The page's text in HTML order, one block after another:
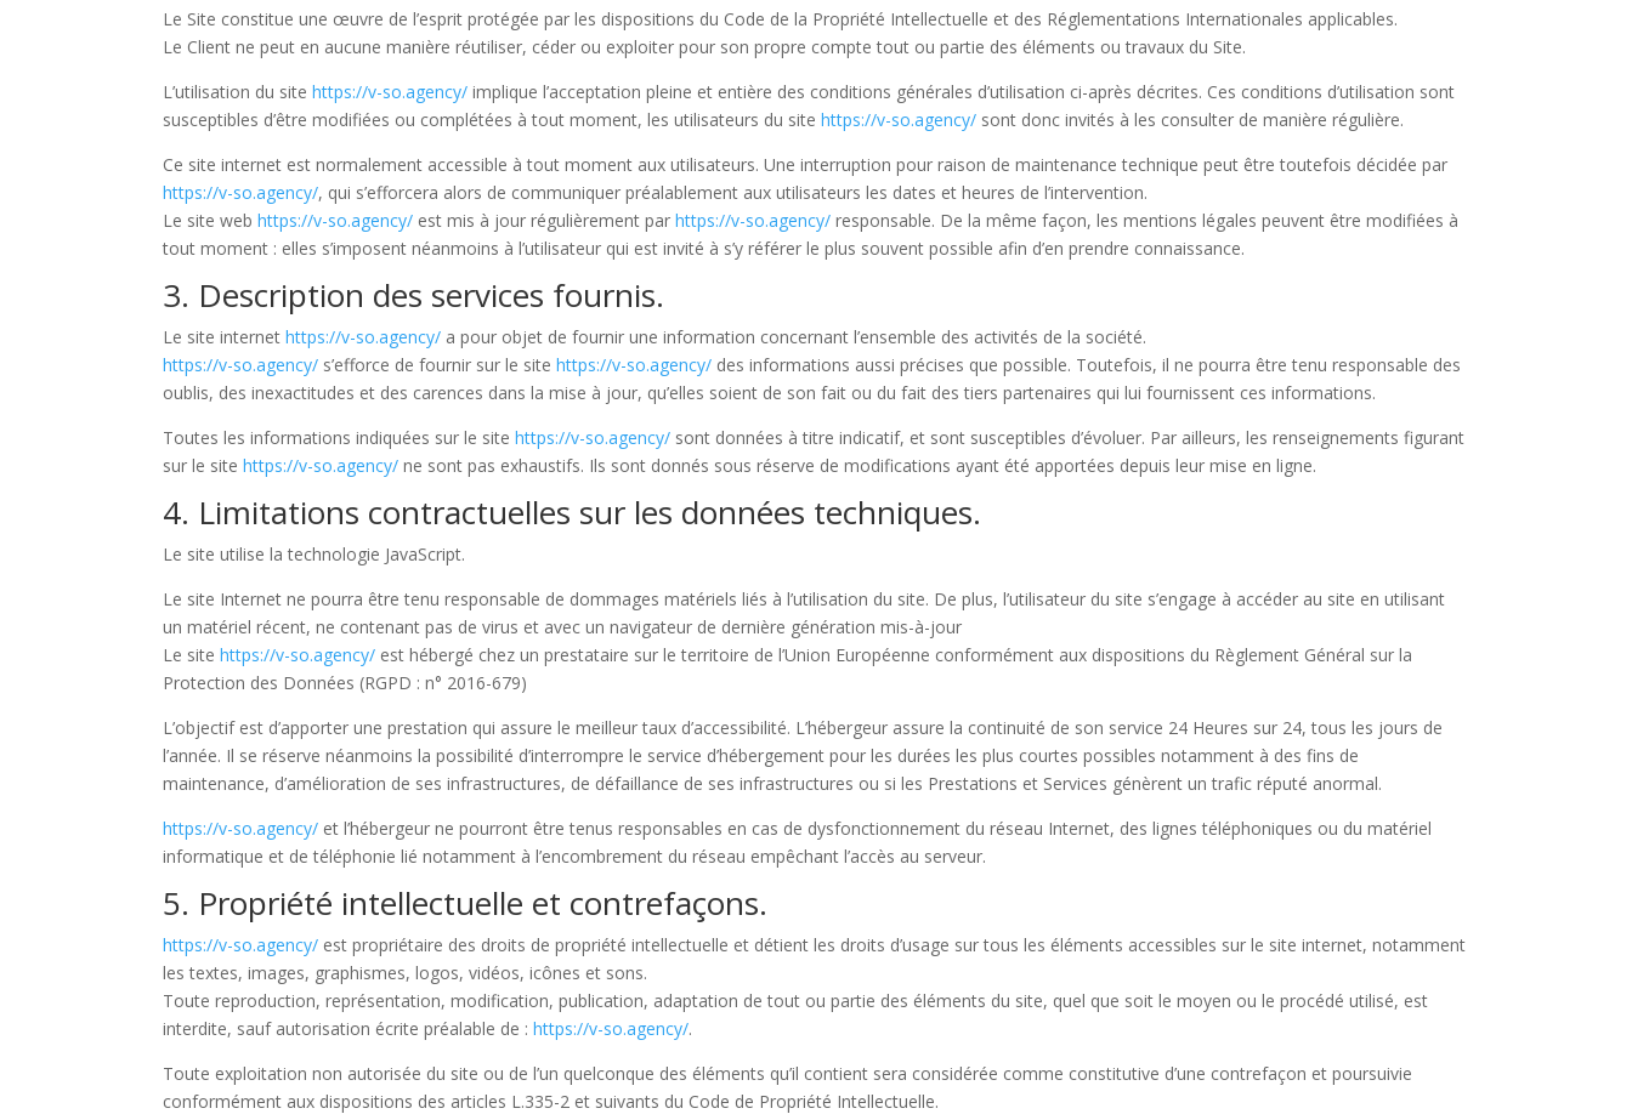
Le Site constitue une œuvre de l’esprit protégée par les dispositions du Code de la Propriété Intellectuelle et des Réglementations Internationales applicables.
Le Client ne peut en aucune manière réutiliser, céder ou exploiter pour son propre compte tout ou partie des éléments ou travaux du Site.
L’utilisation du sitehttps://v-so.agency/ implique l’acceptation pleine et entière des conditions générales d’utilisation ci-après décrites. Ces conditions d’utilisation sont
susceptibles d’être modifiées ou complétées à tout moment, les utilisateurs du sitehttps://v-so.agency/ sont donc invités à les consulter de manière régulière.
Ce site internet est normalement accessible à tout moment aux utilisateurs. Une interruption pour raison de maintenance technique peut être toutefois décidée par
https://v-so.agency/, qui s’efforcera alors de communiquer préalablement aux utilisateurs les dates et heures de l’intervention.
Le site webhttps://v-so.agency/ est mis à jour régulièrement parhttps://v-so.agency/ responsable. De la même façon, les mentions légales peuvent être modifiées à
tout moment : elles s’imposent néanmoins à l’utilisateur qui est invité à s’y référer le plus souvent possible afin d’en prendre connaissance.
3. Description des services fournis.
Le site internethttps://v-so.agency/ a pour objet de fournir une information concernant l’ensemble des activités de la société.
https://v-so.agency/ s’efforce de fournir sur le sitehttps://v-so.agency/ des informations aussi précises que possible. Toutefois, il ne pourra être tenu responsable des
oublis, des inexactitudes et des carences dans la mise à jour, qu’elles soient de son fait ou du fait des tiers partenaires qui lui fournissent ces informations.
Toutes les informations indiquées sur le sitehttps://v-so.agency/ sont données à titre indicatif, et sont susceptibles d’évoluer. Par ailleurs, les renseignements figurant
sur le sitehttps://v-so.agency/ ne sont pas exhaustifs. Ils sont donnés sous réserve de modifications ayant été apportées depuis leur mise en ligne.
4. Limitations contractuelles sur les données techniques.
Le site utilise la technologie JavaScript.
Le site Internet ne pourra être tenu responsable de dommages matériels liés à l’utilisation du site. De plus, l’utilisateur du site s’engage à accéder au site en utilisant
un matériel récent, ne contenant pas de virus et avec un navigateur de dernière génération mis-à-jour
Le sitehttps://v-so.agency/ est hébergé chez un prestataire sur le territoire de l’Union Européenne conformément aux dispositions du Règlement Général sur la
Protection des Données (RGPD : n° 2016-679)
L’objectif est d’apporter une prestation qui assure le meilleur taux d’accessibilité. L’hébergeur assure la continuité de son service 24 Heures sur 24, tous les jours de
l’année. Il se réserve néanmoins la possibilité d’interrompre le service d’hébergement pour les durées les plus courtes possibles notamment à des fins de
maintenance, d’amélioration de ses infrastructures, de défaillance de ses infrastructures ou si les Prestations et Services génèrent un trafic réputé anormal.
https://v-so.agency/ et l’hébergeur ne pourront être tenus responsables en cas de dysfonctionnement du réseau Internet, des lignes téléphoniques ou du matériel
informatique et de téléphonie lié notamment à l’encombrement du réseau empêchant l’accès au serveur.
5. Propriété intellectuelle et contrefaçons.
https://v-so.agency/ est propriétaire des droits de propriété intellectuelle et détient les droits d’usage sur tous les éléments accessibles sur le site internet, notamment
les textes, images, graphismes, logos, vidéos, icônes et sons.
Toute reproduction, représentation, modification, publication, adaptation de tout ou partie des éléments du site, quel que soit le moyen ou le procédé utilisé, est
interdite, sauf autorisation écrite préalable de :https://v-so.agency/.
Toute exploitation non autorisée du site ou de l’un quelconque des éléments qu’il contient sera considérée comme constitutive d’une contrefaçon et poursuivie
conformément aux dispositions des articles L.335-2 et suivants du Code de Propriété Intellectuelle.